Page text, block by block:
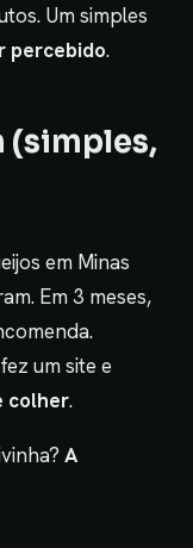
Um simples
percebido.
(simples,
em Minas
Em 3 meses,
um site e
colher.
A